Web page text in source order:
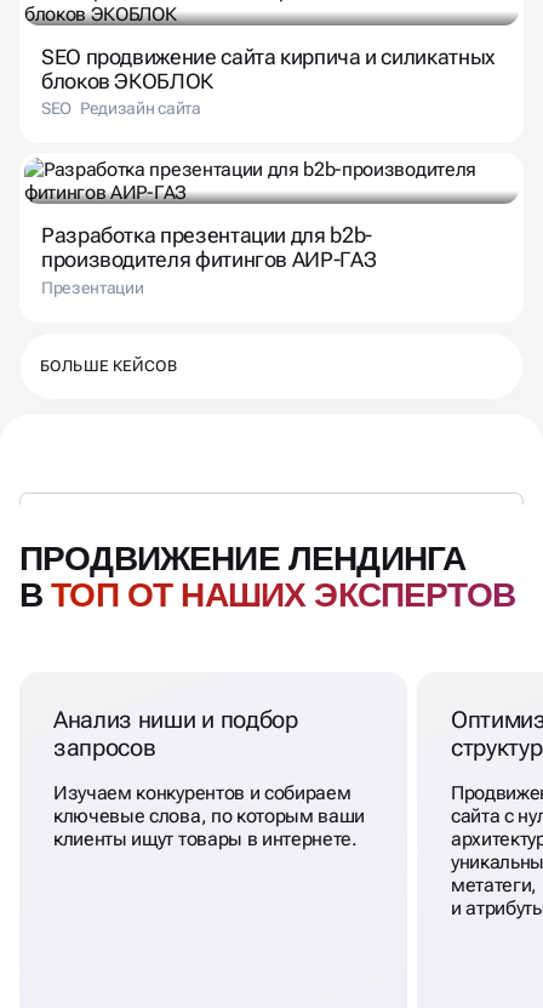
SEO продвижение сайта кирпича и силикатных
блоков ЭКОБЛОК
SEO Редизайн сайта
Разработка презентации для b2b-
производителя фитингов АИР-ГАЗ
Презентации
БОЛЬШЕ КЕЙСОВ
ПРОДВИЖЕНИЕ ЛЕНДИНГА
ВТОП ОТ НАШИХ ЭКСПЕРТОВ
Анализ ниши и подбор
запросов
Изучаем конкурентов и собираем
ключевые слова, по которым ваши
клиенты ищут товары в интернете.
сайта с
и